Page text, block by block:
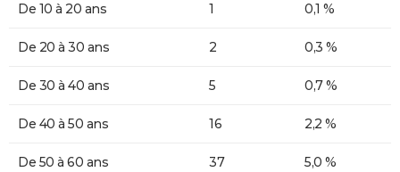
De 10 à 20 ans 1 0,1 %
De 20 à 30 ans 2 0,3 %
De 30 à 40 ans 5 0,7 %
De 40 à 50 ans 16 2,2 %
De 50 à 60 ans 37 5,0 %